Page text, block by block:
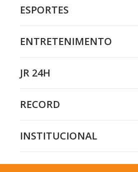
ESPORTES
ENTRETENIMENTO
JR 24H
RECORD
INSTITUCIONAL